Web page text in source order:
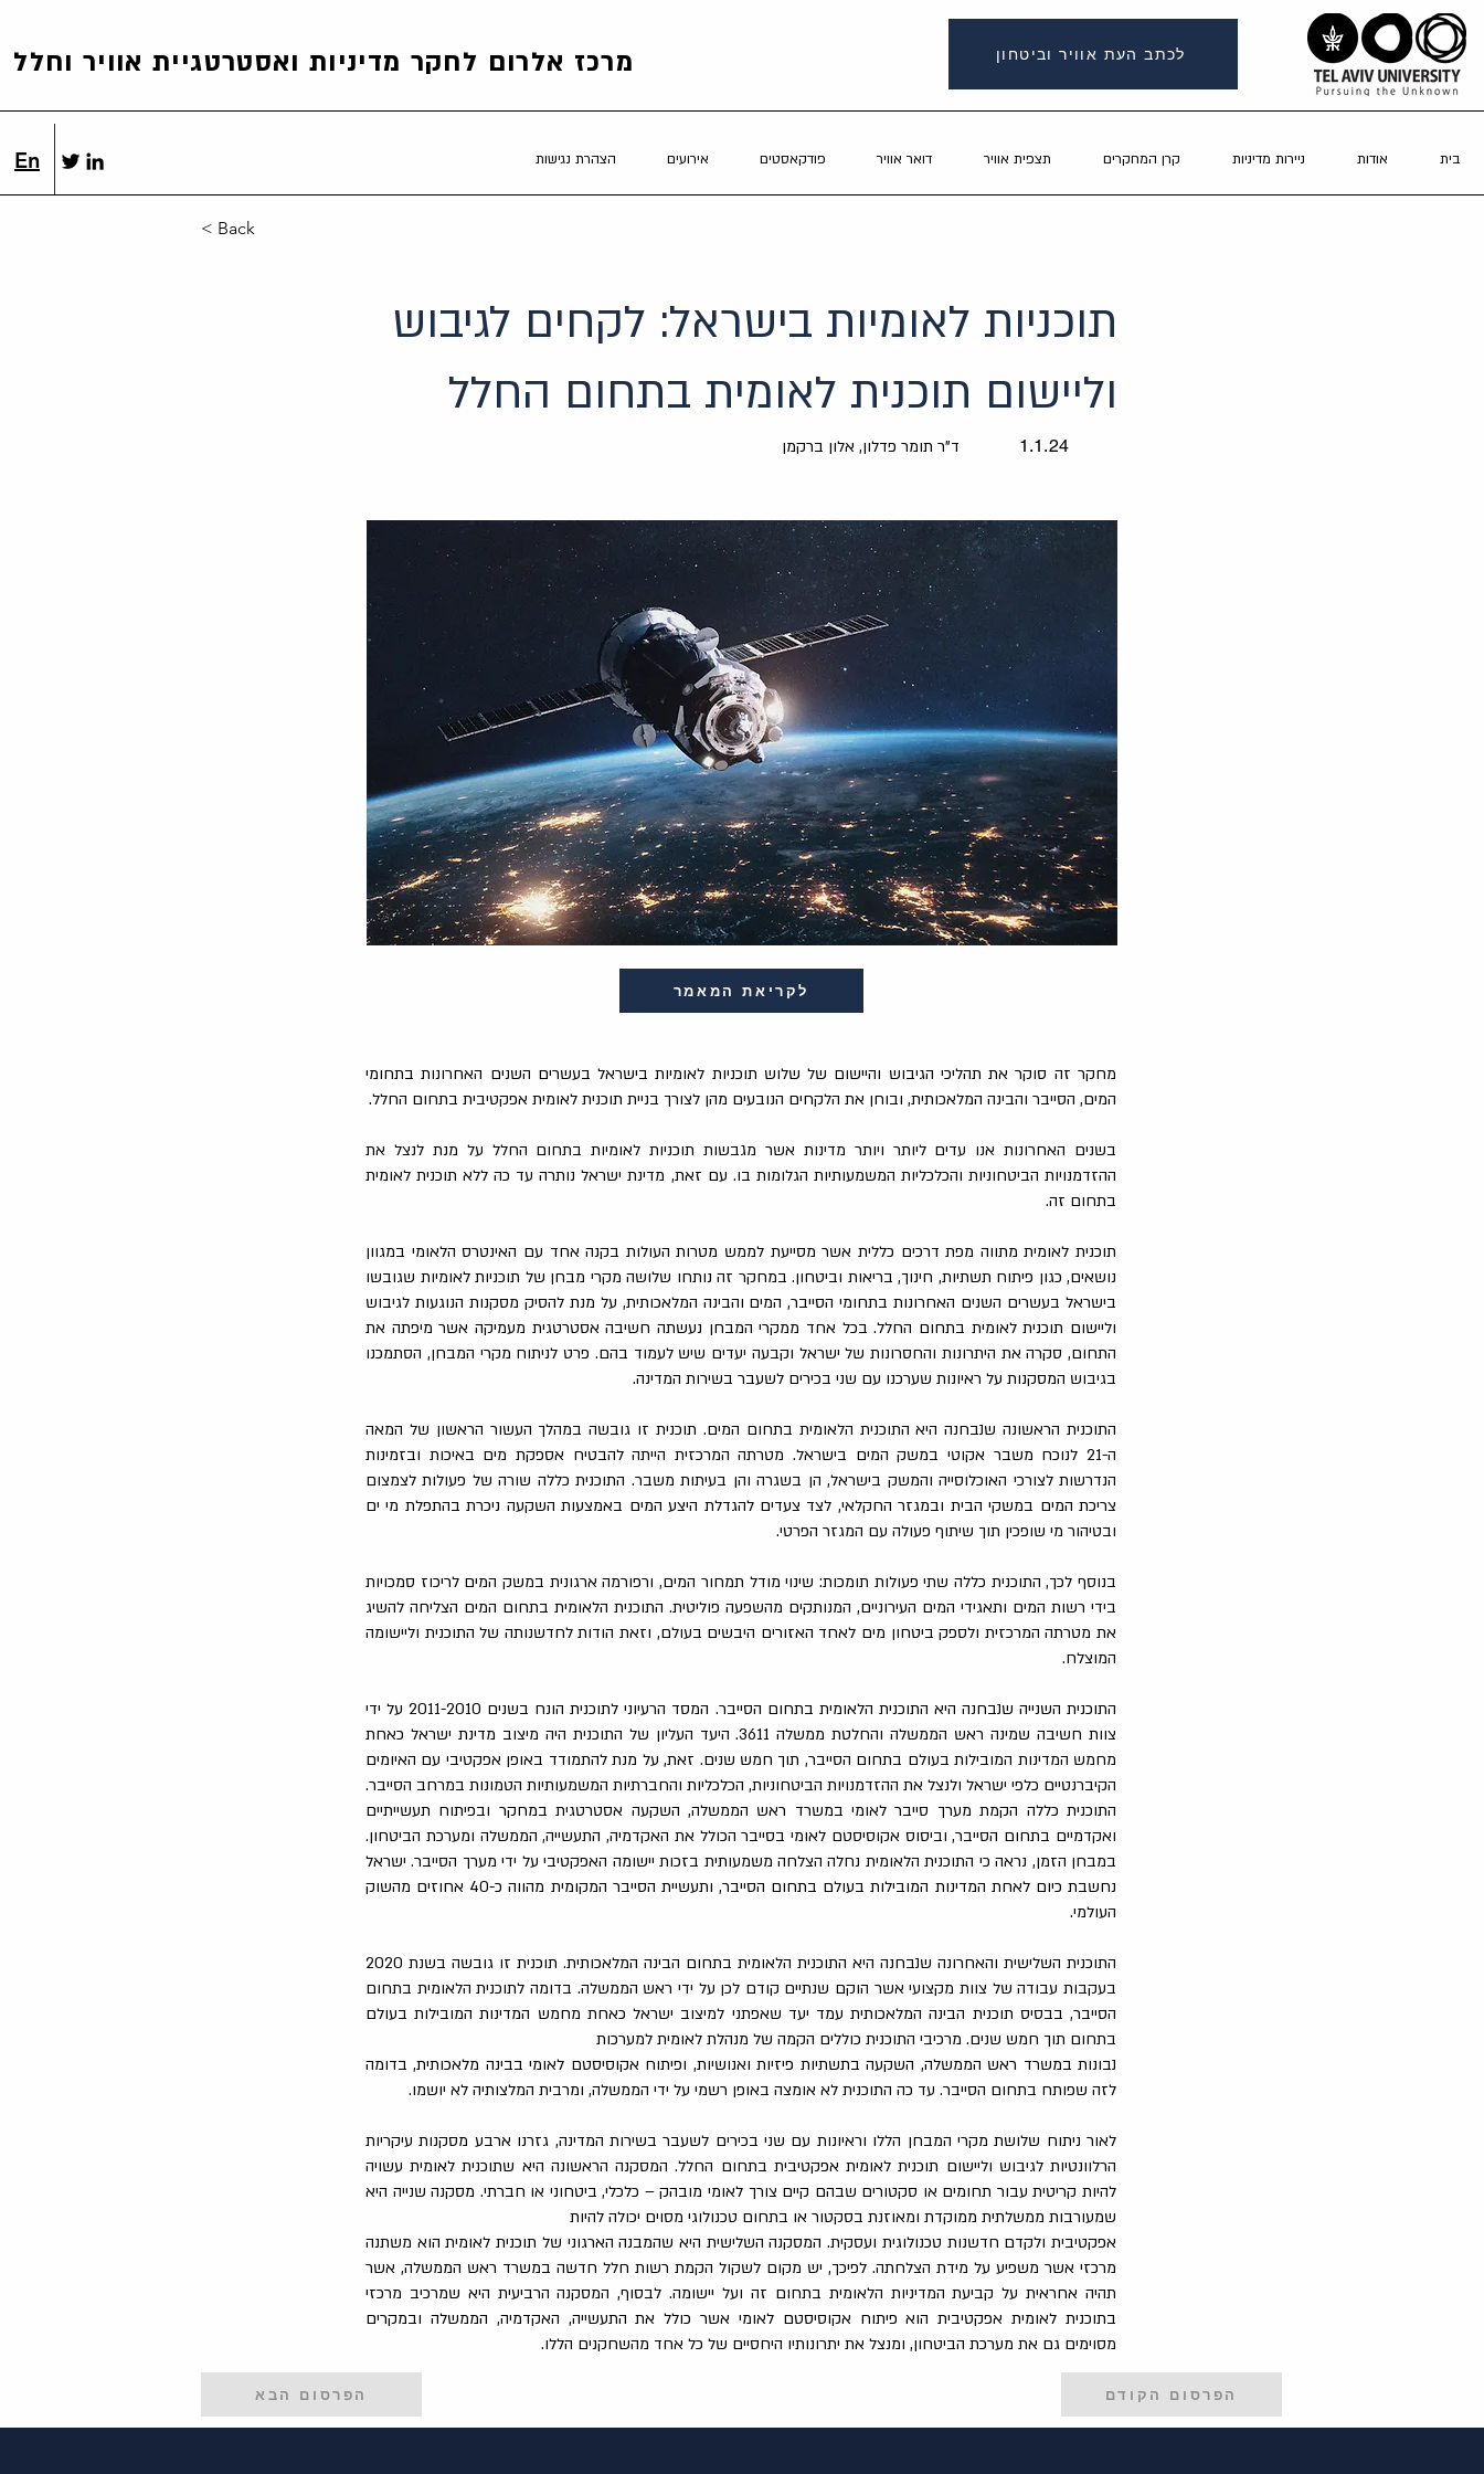
מרכז אלרום לחקר מדיניות ואסטרטגיית אוויר וחלל לכתב העת אוויר וביטחון
En בית אודות ניירות מדיניות קרן המחקרים תצפית אוויר דואר אוויר פודקאסטים אירועים הצהרת נגישות
< Back
תוכניות לאומיות בישראל: לקחים לגיבוש
וליישום תוכנית לאומית בתחום החלל
1.1.24 ד"ר תומר פדלון, אלון ברקמן
לקריאת המאמר
מחקר זה סוקר את תהליכי הגיבוש והיישום של שלוש תוכניות לאומיות בישראל בעשרים השנים האחרונות בתחומי
המים, הסייבר והבינה המלאכותית, ובוחן את הלקחים הנובעים מהן לצורך בניית תוכנית לאומית אפקטיבית בתחום החלל.
בשנים האחרונות אנו עדים ליותר ויותר מדינות אשר מגבשות תוכניות לאומיות בתחום החלל על מנת לנצל את
ההזדמנויות הביטחוניות והכלכליות המשמעותיות הגלומות בו. עם זאת, מדינת ישראל נותרה עד כה ללא תוכנית לאומית
בתחום זה.
תוכנית לאומית מתווה מפת דרכים כללית אשר מסייעת לממש מטרות העולות בקנה אחד עם האינטרס הלאומי במגוון
נושאים, כגון פיתוח תשתיות, חינוך, בריאות וביטחון. במחקר זה נותחו שלושה מקרי מבחן של תוכניות לאומיות שגובשו
בישראל בעשרים השנים האחרונות בתחומי הסייבר, המים והבינה המלאכותית, על מנת להסיק מסקנות הנוגעות לגיבוש
וליישום תוכנית לאומית בתחום החלל. בכל אחד ממקרי המבחן נעשתה חשיבה אסטרטגית מעמיקה אשר מיפתה את
התחום, סקרה את היתרונות והחסרונות של ישראל וקבעה יעדים שיש לעמוד בהם. פרט לניתוח מקרי המבחן, הסתמכנו
בגיבוש המסקנות על ראיונות שערכנו עם שני בכירים לשעבר בשירות המדינה.
התוכנית הראשונה שנבחנה היא התוכנית הלאומית בתחום המים. תוכנית זו גובשה במהלך העשור הראשון של המאה
ה-21 לנוכח משבר אקוטי במשק המים בישראל. מטרתה המרכזית הייתה להבטיח אספקת מים באיכות ובזמינות
הנדרשות לצורכי האוכלוסייה והמשק בישראל, הן בשגרה והן בעיתות משבר. התוכנית כללה שורה של פעולות לצמצום
צריכת המים במשקי הבית ובמגזר החקלאי, לצד צעדים להגדלת היצע המים באמצעות השקעה ניכרת בהתפלת מי ים
ובטיהור מי שופכין תוך שיתוף פעולה עם המגזר הפרטי.
בנוסף לכך, התוכנית כללה שתי פעולות תומכות: שינוי מודל תמחור המים, ורפורמה ארגונית במשק המים לריכוז סמכויות
בידי רשות המים ותאגידי המים העירוניים, המנותקים מהשפעה פוליטית. התוכנית הלאומית בתחום המים הצליחה להשיג
את מטרתה המרכזית ולספק ביטחון מים לאחד האזורים היבשים בעולם, וזאת הודות לחדשנותה של התוכנית וליישומה
המוצלח.
התוכנית השנייה שנבחנה היא התוכנית הלאומית בתחום הסייבר. המסד הרעיוני לתוכנית הונח בשנים 2011-2010 על ידי
צוות חשיבה שמינה ראש הממשלה והחלטת ממשלה 3611. היעד העליון של התוכנית היה מיצוב מדינת ישראל כאחת
מחמש המדינות המובילות בעולם בתחום הסייבר, תוך חמש שנים. זאת, על מנת להתמודד באופן אפקטיבי עם האיומים
הקיברנטיים כלפי ישראל ולנצל את ההזדמנויות הביטחוניות, הכלכליות והחברתיות המשמעותיות הטמונות במרחב הסייבר.
התוכנית כללה הקמת מערך סייבר לאומי במשרד ראש הממשלה, השקעה אסטרטגית במחקר ובפיתוח תעשייתיים
ואקדמיים בתחום הסייבר, וביסוס אקוסיסטם לאומי בסייבר הכולל את האקדמיה, התעשייה, הממשלה ומערכת הביטחון.
במבחן הזמן, נראה כי התוכנית הלאומית נחלה הצלחה משמעותית בזכות יישומה האפקטיבי על ידי מערך הסייבר. ישראל
נחשבת כיום לאחת המדינות המובילות בעולם בתחום הסייבר, ותעשיית הסייבר המקומית מהווה כ-40 אחוזים מהשוק
העולמי.
התוכנית השלישית והאחרונה שנבחנה היא התוכנית הלאומית בתחום הבינה המלאכותית. תוכנית זו גובשה בשנת 2020
בעקבות עבודה של צוות מקצועי אשר הוקם שנתיים קודם לכן על ידי ראש הממשלה. בדומה לתוכנית הלאומית בתחום
הסייבר, בבסיס תוכנית הבינה המלאכותית עמד יעד שאפתני למיצוב ישראל כאחת מחמש המדינות המובילות בעולם
בתחום תוך חמש שנים. מרכיבי התוכנית כוללים הקמה של מנהלת לאומית למערכות
נבונות במשרד ראש הממשלה, השקעה בתשתיות פיזיות ואנושיות, ופיתוח אקוסיסטם לאומי בבינה מלאכותית, בדומה
לזה שפותח בתחום הסייבר. עד כה התוכנית לא אומצה באופן רשמי על ידי הממשלה, ומרבית המלצותיה לא יושמו.
לאור ניתוח שלושת מקרי המבחן הללו וראיונות עם שני בכירים לשעבר בשירות המדינה, גזרנו ארבע מסקנות עיקריות
הרלוונטיות לגיבוש וליישום תוכנית לאומית אפקטיבית בתחום החלל. המסקנה הראשונה היא שתוכנית לאומית עשויה
להיות קריטית עבור תחומים או סקטורים שבהם קיים צורך לאומי מובהק – כלכלי, ביטחוני או חברתי. מסקנה שנייה היא
שמעורבות ממשלתית ממוקדת ומאוזנת בסקטור או בתחום טכנולוגי מסוים יכולה להיות
אפקטיבית ולקדם חדשנות טכנולוגית ועסקית. המסקנה השלישית היא שהמבנה הארגוני של תוכנית לאומית הוא משתנה
מרכזי אשר משפיע על מידת הצלחתה. לפיכך, יש מקום לשקול הקמת רשות חלל חדשה במשרד ראש הממשלה, אשר
תהיה אחראית על קביעת המדיניות הלאומית בתחום זה ועל יישומה. לבסוף, המסקנה הרביעית היא שמרכיב מרכזי
בתוכנית לאומית אפקטיבית הוא פיתוח אקוסיסטם לאומי אשר כולל את התעשייה, האקדמיה, הממשלה ובמקרים
מסוימים גם את מערכת הביטחון, ומנצל את יתרונותיו היחסיים של כל אחד מהשחקנים הללו.
הפרסום הבא הפרסום הקודם